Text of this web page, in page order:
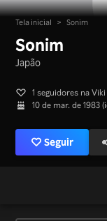
Tela inicial > Sonim
Sonim
Japão
1 seguidores na Viki
10 de mar. de 1983
Seguir